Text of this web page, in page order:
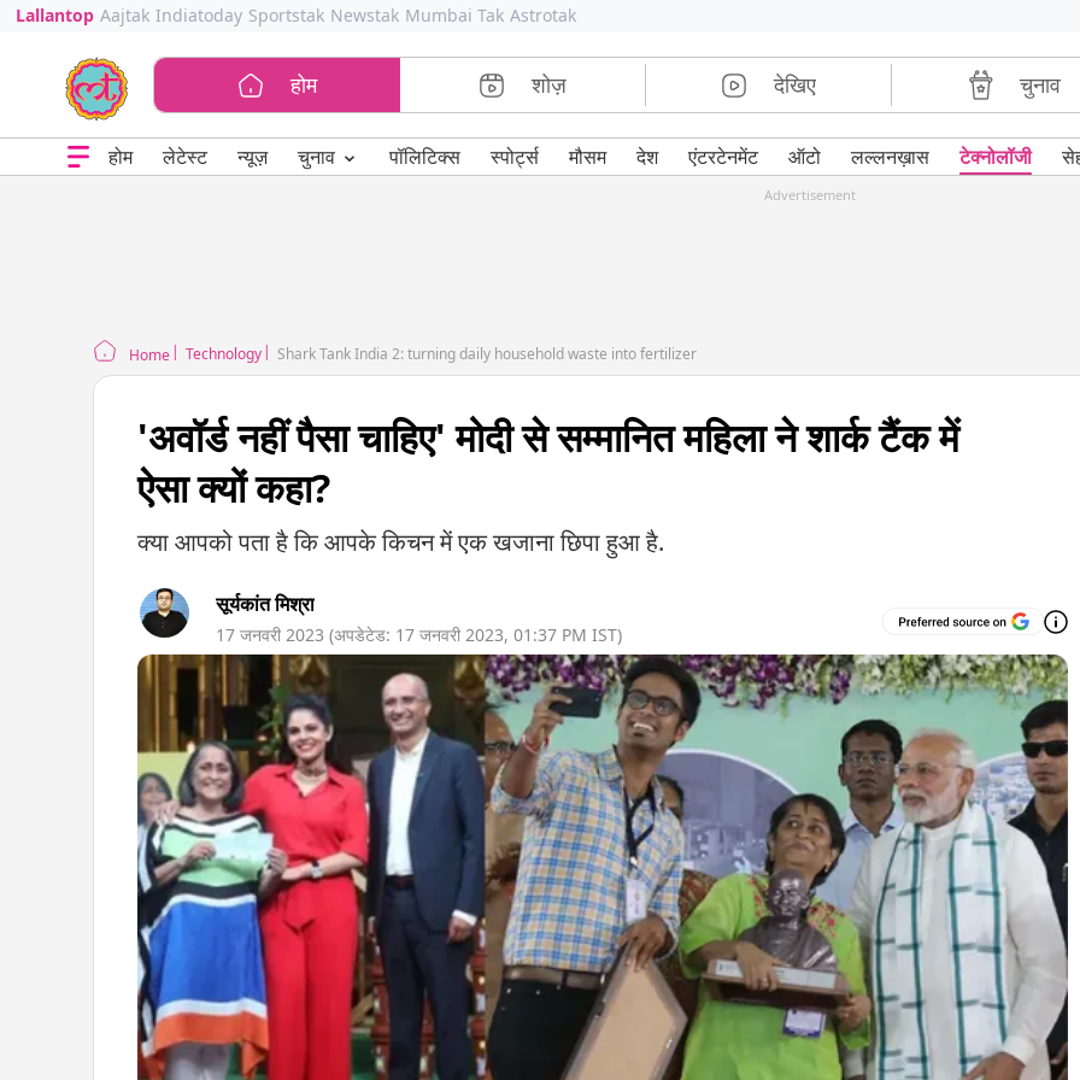
Lallantop Aajtak Indiatoday Sportstak Newstak Mumbai Tak Astrotak
होम शोज़ देखिए चुनाव
होम लेटेस्ट न्यूज़ चुनाव ⌄ पॉलिटिक्स स्पोर्ट्स मौसम देश एंटरटेनमेंट ऑटो लल्लनख़ास टेक्नोलॉजी
Advertisement
Home Technology Shark Tank India 2: turning daily household waste into fertilizer
'अवॉर्ड नहीं पैसा चाहिए' मोदी से सम्मानित महिला ने शार्क टैंक में
ऐसा क्यों कहा?
क्या आपको पता है कि आपके किचन में एक खजाना छिपा हुआ है.
सूर्यकांत मिश्रा
17 जनवरी 2023 (अपडेटेड: 17 जनवरी 2023, 01:37 PM IST)